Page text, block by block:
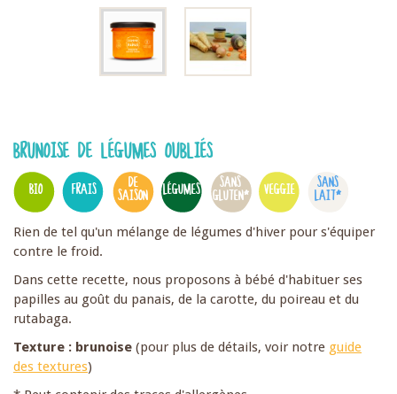
BRUNOISE DE LÉGUMES OUBLIÉS
BIO FRAIS
DE
SAISON
LÉGUMES
SANS
GLUTEN*
VEGGIE
SANS
LAIT*
Rien de tel qu'un mélange de légumes d'hiver pour s'équiper
contre le froid.
Dans cette recette, nous proposons à bébé d'habituer ses
papilles au goût du panais, de la carotte, du poireau et du
rutabaga.
Texture : brunoise (pour plus de détails, voir notre guide
des textures)